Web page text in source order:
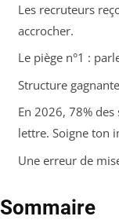
Les recruteurs
accrocher.
Le piège n°1 :
Structure
En 2026, 78%
lettre. Soigne ton
Une erreur de
Sommaire